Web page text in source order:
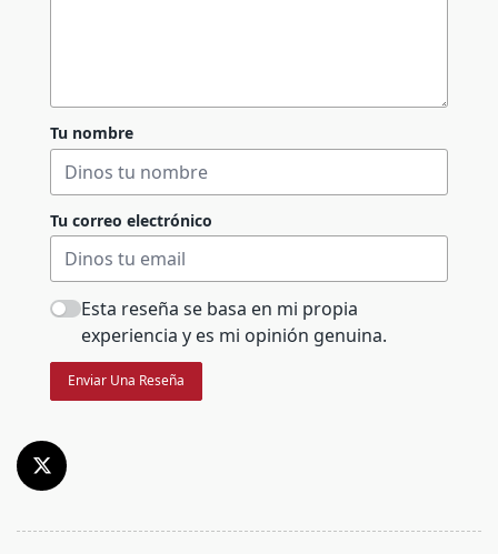
Tu nombre
Tu correo electrónico
Esta reseña se basa en mi propia
experiencia y es mi opinión genuina.
Enviar Una Reseña